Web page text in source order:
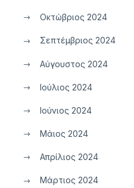
Οκτώβριος 2024
Σεπτέμβριος 2024
Αύγουστος 2024
Ιούλιος 2024
Ιούνιος 2024
Μάιος 2024
Απρίλιος 2024
Μάρτιος 2024